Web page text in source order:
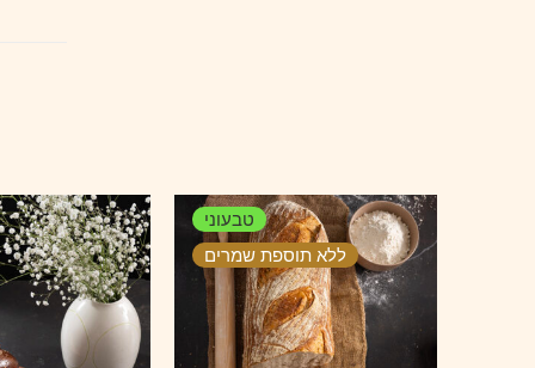
טבעוני
ללא תוספת שמרים